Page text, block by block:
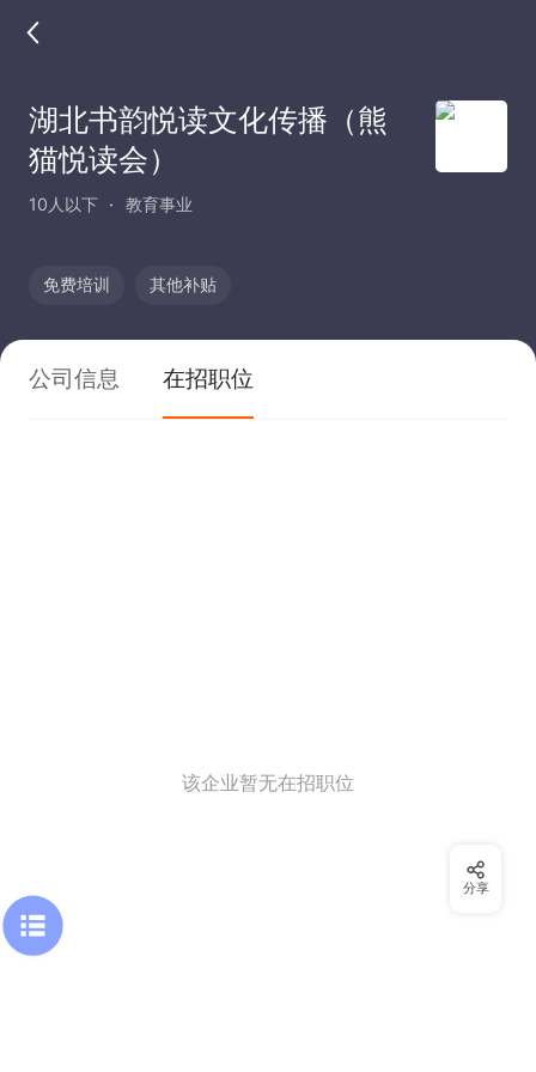
湖北书韵悦读文化传播（熊
猫悦读会）
10人以下 教育事业
免费培训 其他补贴
公司信息 在招职位
该企业暂无在招职位
分享